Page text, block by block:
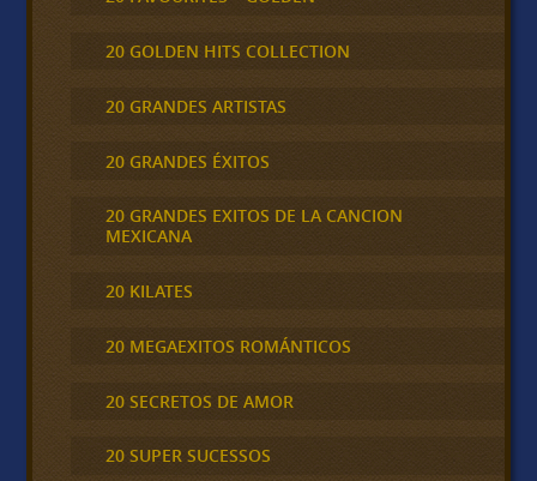
20 GOLDEN HITS COLLECTION
20 GRANDES ARTISTAS
20 GRANDES ÉXITOS
20 GRANDES EXITOS DE LA CANCION
MEXICANA
20 KILATES
20 MEGAEXITOS ROMÁNTICOS
20 SECRETOS DE AMOR
20 SUPER SUCESSOS